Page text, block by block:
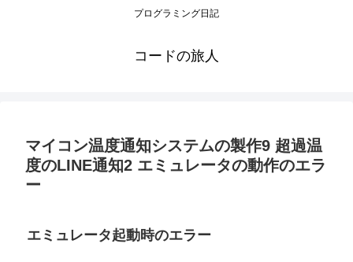
プログラミング日記
コードの旅人
マイコン温度通知システムの製作9 超過温
度のLINE通知2 エミュレータの動作のエラ
ー
エミュレータ起動時のエラー